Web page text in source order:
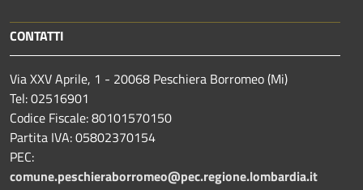
CONTATTI
Via XXV Aprile, 1 - 20068 Peschiera Borromeo (Mi)
Tel: 02516901
Codice Fiscale: 80101570150
Partita IVA: 05802370154
PEC:
comune.peschieraborromeo@pec.regione.lombardia.it